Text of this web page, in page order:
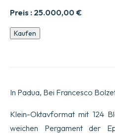
Preis : 25.000,00 €
Jährlicher
Brief
Geschrieben
Pater
Frois,
Kaufen
In Padua, Bei Francesco
Klein-Oktavformat mit 124
weichen Pergament der